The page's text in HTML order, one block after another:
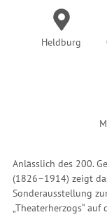
Heldburg
Anlässlich des 200.
(1826–1914) zeigt
Sonderausstellung
„Theaterherzogs“ auf